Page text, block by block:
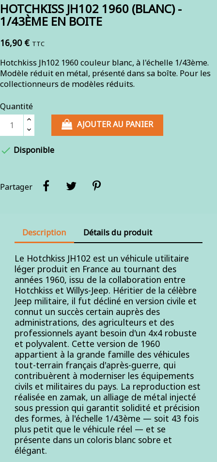
HOTCHKISS JH102 1960 (BLANC) -
1/43ÈME EN BOITE
16,90 € TTC
Hotchkiss Jh102 1960 couleur blanc, à l'échelle 1/43ème.
Modèle réduit en métal, présenté dans sa boîte. Pour les
collectionneurs de modèles réduits.
Quantité
AJOUTER AU PANIER
 Disponible
Partager
Description Détails du produit
Le Hotchkiss JH102 est un véhicule utilitaire
léger produit en France au tournant des
années 1960, issu de la collaboration entre
Hotchkiss et Willys-Jeep. Héritier de la célèbre
Jeep militaire, il fut décliné en version civile et
connut un succès certain auprès des
administrations, des agriculteurs et des
professionnels ayant besoin d'un 4x4 robuste
et polyvalent. Cette version de 1960
appartient à la grande famille des véhicules
tout-terrain français d'après-guerre, qui
contribuèrent à moderniser les équipements
civils et militaires du pays. La reproduction est
réalisée en zamak, un alliage de métal injecté
sous pression qui garantit solidité et précision
des formes, à l'échelle 1/43ème — soit 43 fois
plus petit que le véhicule réel — et se
présente dans un coloris blanc sobre et
élégant.